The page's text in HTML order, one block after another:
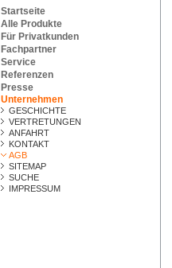
Startseite
Alle Produkte
Für Privatkunden
Fachpartner
Service
Referenzen
Presse
Unternehmen
GESCHICHTE
VERTRETUNGEN
ANFAHRT
KONTAKT
AGB
SITEMAP
SUCHE
IMPRESSUM